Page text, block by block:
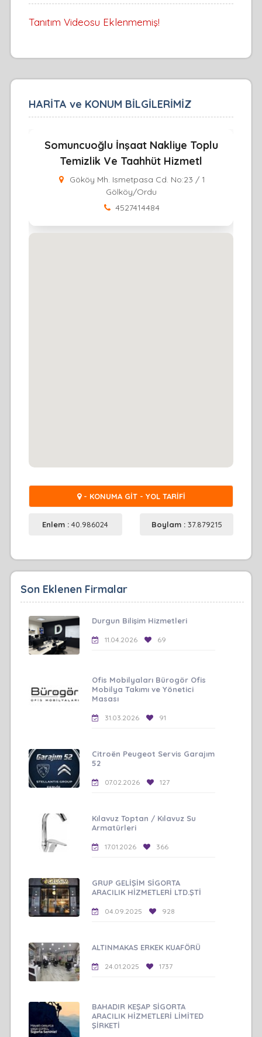
Tanıtım Videosu Eklenmemiş!
HARİTA ve KONUM BİLGİLERİMİZ
Somuncuoğlu İnşaat Nakliye Toplu
Temizlik Ve Taahhüt Hizmetl
Gököy Mh. Ismetpasa Cd. No:23 / 1
Gölköy/Ordu
4527414484
- KONUMA GİT - YOL TARİFİ
Enlem :40.986024 Boylam : 37.879215
Son Eklenen Firmalar
Durgun Bilişim Hizmetleri
11.04.2026 69
Ofis Mobilyaları Bürogör Ofis
Mobilya Takımı ve Yönetici
Masası
31.03.2026 91
Citroën Peugeot Servis Garajım
52
07.02.2026 127
Kılavuz Toptan / Kılavuz Su
Armatürleri
17.01.2026 366
GRUP GELİŞİM SİGORTA
ARACILIK HİZMETLERİ LTD.ŞTİ
04.09.2025 928
ALTINMAKAS ERKEK KUAFÖRÜ
24.01.2025 1737
BAHADIR KEŞAP SİGORTA
ARACILIK HİZMETLERİ LİMİTED
ŞİRKETİ